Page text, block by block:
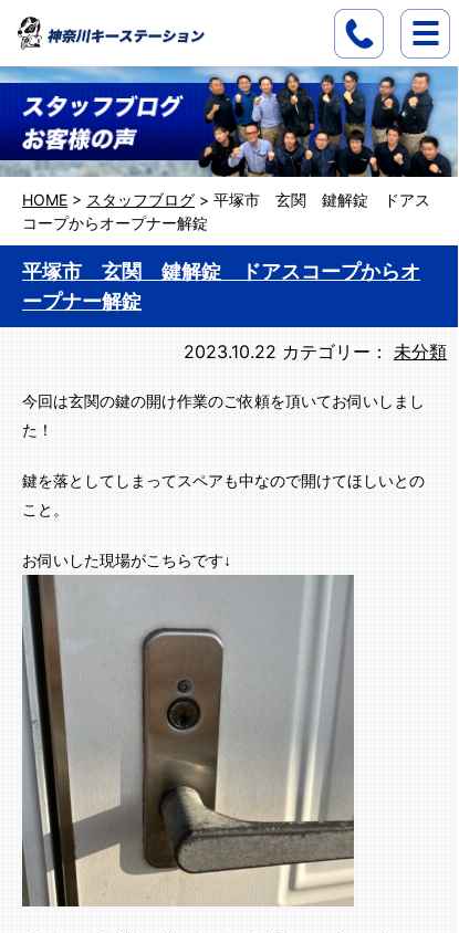
HOME > スタッフブログ > 平塚市 玄関 鍵解錠 ドアス
コープからオープナー解錠
平塚市 玄関 鍵解錠 ドアスコープからオ
ープナー解錠
2023.10.22 カテゴリー： 未分類
今回は玄関の鍵の開け作業のご依頼を頂いてお伺いしまし
た！
鍵を落としてしまってスペアも中なので開けてほしいとの
こと。
お伺いした現場がこちらです↓